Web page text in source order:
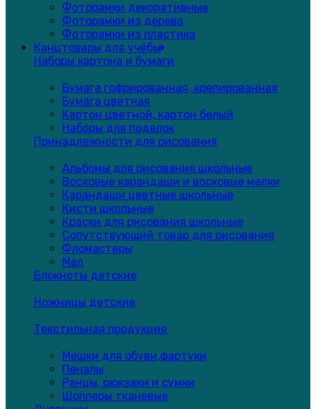
Фоторамки декоративные
Фоторамки из дерева
Фоторамки из пластика
Канцтовары для учёбы
Наборы картона и бумаги
Бумага гофрированная, крепированная
Бумага цветная
Картон цветной, картон белый
Наборы для поделок
Принадлежности для рисования
Альбомы для рисования школьные
Восковые карандаши и восковые мелки
Карандаши цветные школьные
Кисти школьные
Краски для рисования школьные
Сопутствующий товар для рисования
Фломастеры
Мел
Блокноты детские
Ножницы детские
Текстильная продукция
Мешки для обуви,фартуки
Пеналы
Ранцы, рюкзаки и сумки
Шопперы тканевые